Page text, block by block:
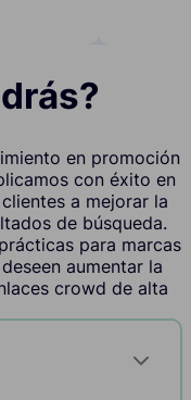
en promoción
con éxito en
a mejorar la
de búsqueda.
para marcas
aumentar la
crowd de alta